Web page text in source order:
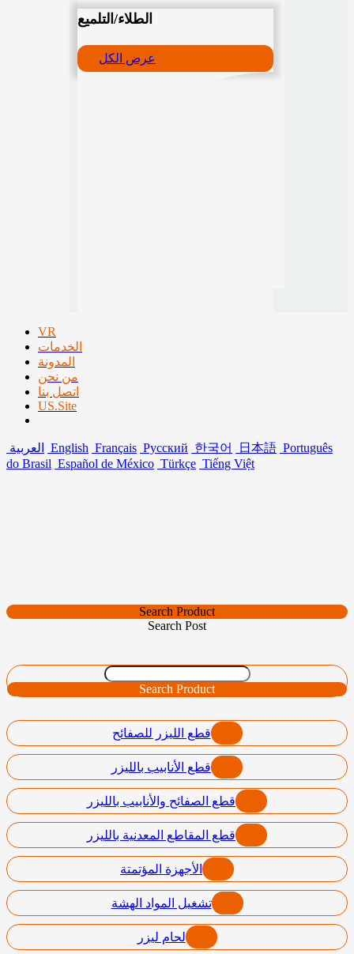
الطلاء/التلميع
عرض الكل
VR
الخدمات
المدونة
من نحن
اتصل بنا
US.Site
العربية English Français Русский 한국어 日本語 Português
do Brasil Español de México Türkçe Tiếng Việt
Search Product
Search Post
Search Product
قطع الليزر للصفائح
قطع الأنابيب بالليزر
قطع الصفائح والأنابيب بالليزر
قطع المقاطع المعدنية بالليزر
الأجهزة المؤتمتة
تشغيل المواد الهشة
لحام ليزر